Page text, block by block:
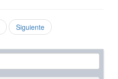
Siguiente